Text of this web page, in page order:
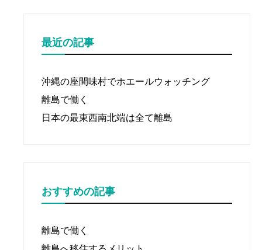
最近の記事
沖縄の座間味村でホエールウォッチング
離島で働く
日本の最東西南北端は全て離島
おすすめの記事
離島で働く